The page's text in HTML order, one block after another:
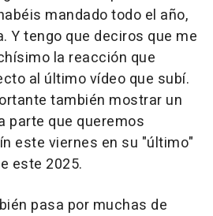
mandado todo el año,
Y tengo que deciros que me
la reacción que
al último vídeo que subí.
también mostrar un
parte que queremos
este viernes en su "último"
este 2025.
pasa por muchas de